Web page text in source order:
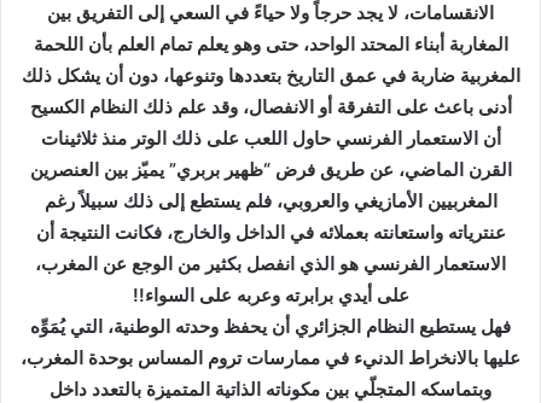
الانقسامات، لا يجد حرجاً ولا حياءً في السعي إلى التفريق بين
المغاربة أبناء المحتد الواحد، حتى وهو يعلم تمام العلم بأن اللحمة
المغربية ضاربة في عمق التاريخ بتعددها وتنوعها، دون أن يشكل ذلك
أدنى باعث على التفرقة أو الانفصال، وقد علم ذلك النظام الكسيح
أن الاستعمار الفرنسي حاول اللعب على ذلك الوتر منذ ثلاثينات
القرن الماضي، عن طريق فرض “ظهير بربري” يميّز بين العنصرين
المغربيين الأمازيغي والعروبي، فلم يستطع إلى ذلك سبيلاً رغم
عنترياته واستعانته بعملائه في الداخل والخارج، فكانت النتيجة أن
الاستعمار الفرنسي هو الذي انفصل بكثير من الوجع عن المغرب،
على أيدي برابرته وعربه على السواء!!
فهل يستطيع النظام الجزائري أن يحفظ وحدته الوطنية، التي يُمَوِّه
عليها بالانخراط الدنيء في ممارسات تروم المساس بوحدة المغرب،
وبتماسكه المتجلّي بين مكوناته الذاتية المتميزة بالتعدد داخل